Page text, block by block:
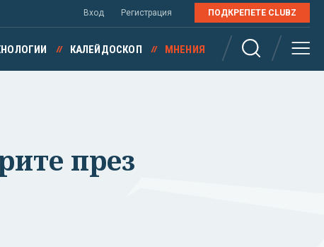
Вход Регистрация ПОДКРЕПЕТЕ CLUBZ
КАЛЕЙДОСКОП МНЕНИЯ
през